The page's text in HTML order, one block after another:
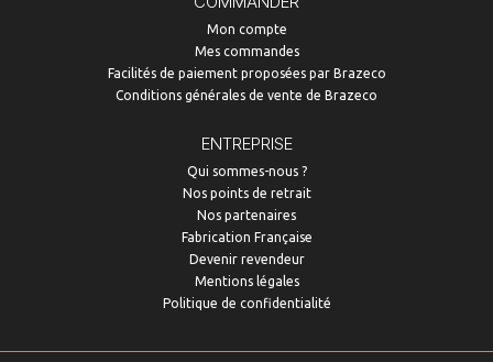
Mon compte
Mes commandes
Facilités de paiement proposées par Brazeco
Conditions générales de vente de Brazeco
ENTREPRISE
Qui sommes-nous ?
Nos points de retrait
Nos partenaires
Fabrication Française
Devenir revendeur
Mentions légales
Politique de confidentialité